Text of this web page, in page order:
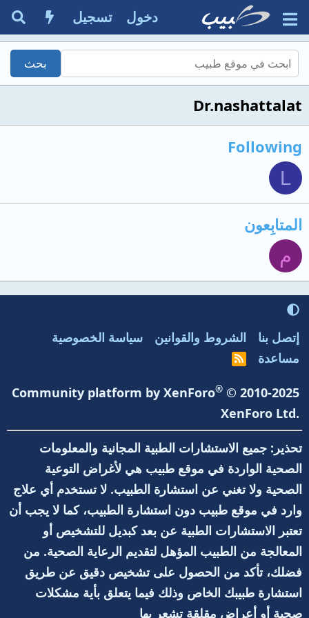
دخول تسجيل
Dr.nashattalat
Following
L
المتابِعون
م
إتصل بنا الشروط والقوانين
سياسة الخصوصية
مساعدة
R
S
Community platform by XenForo® © 2010-2025
XenForo Ltd.
تحذير: جميع الاستشارات الطبية المجانية والمعلومات
الصحية الواردة في موقع طبيب هي لأغراض التوعية
الصحية ولا تغني عن استشارة الطبيب. لا تستخدم أي علاج
وارد في موقع طبيب دون استشارة الطبيب، كما لا يجب أن
تعتبر الاستشارات الطبية عن بعد كبديل للتشخيص أو
المعالجة من الطبيب المؤهل لتقديم الرعاية الصحية. من
فضلك، تأكد من الحصول على تشخيص دقيق عن طريق
استشارة طبيبك الخاص وذلك فيما يتعلق بأية مشكلات
صحية أو أعراض مقلقة تشعر بها